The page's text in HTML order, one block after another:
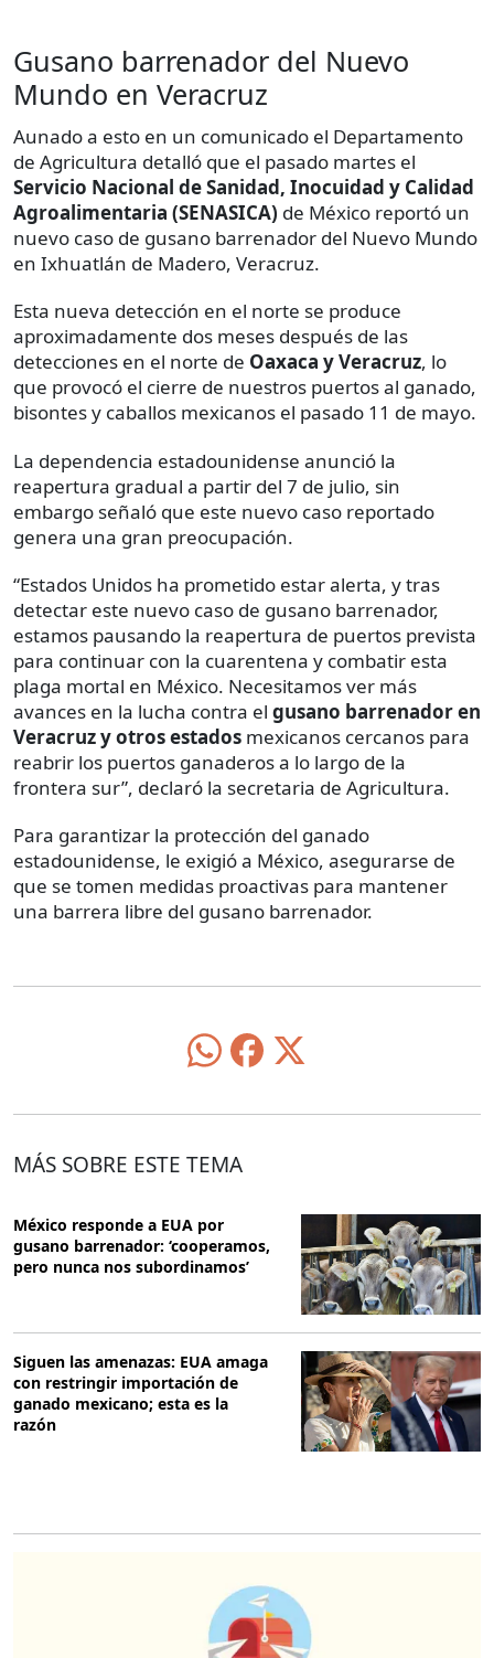
Gusano barrenador del Nuevo
Mundo en Veracruz
Aunado a esto en un comunicado el Departamento
de Agricultura detalló que el pasado martes el
Servicio Nacional de Sanidad, Inocuidad y Calidad
Agroalimentaria (SENASICA) de México reportó un
nuevo caso de gusano barrenador del Nuevo Mundo
en Ixhuatlán de Madero, Veracruz.
Esta nueva detección en el norte se produce
aproximadamente dos meses después de las
detecciones en el norte de Oaxaca y Veracruz, lo
que provocó el cierre de nuestros puertos al ganado,
bisontes y caballos mexicanos el pasado 11 de mayo.
La dependencia estadounidense anunció la
reapertura gradual a partir del 7 de julio, sin
embargo señaló que este nuevo caso reportado
genera una gran preocupación.
“Estados Unidos ha prometido estar alerta, y tras
detectar este nuevo caso de gusano barrenador,
estamos pausando la reapertura de puertos prevista
para continuar con la cuarentena y combatir esta
plaga mortal en México. Necesitamos ver más
avances en la lucha contra el gusano barrenador en
Veracruz y otros estados mexicanos cercanos para
reabrir los puertos ganaderos a lo largo de la
frontera sur”, declaró la secretaria de Agricultura.
Para garantizar la protección del ganado
estadounidense, le exigió a México, asegurarse de
que se tomen medidas proactivas para mantener
una barrera libre del gusano barrenador.
MÁS SOBRE ESTE TEMA
México responde a EUA por
gusano barrenador: ‘cooperamos,
pero nunca nos subordinamos’
Siguen las amenazas: EUA amaga
con restringir importación de
ganado mexicano; esta es la
razón